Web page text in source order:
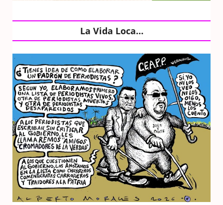
La Vida Loca…